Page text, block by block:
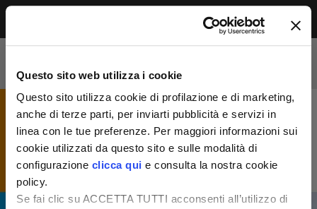
Questo sito web utilizza i cookie
Questo sito utilizza cookie di profilazione e di marketing,
anche di terze parti, per inviarti pubblicità e servizi in
linea con le tue preferenze. Per maggiori informazioni sui
cookie utilizzati da questo sito e sulle modalità di
configurazione clicca qui e consulta la nostra cookie
policy.
Se fai clic su ACCETTA TUTTI acconsenti all’utilizzo di
Accesso riservato agli abbonati
Per leggere questo contenuto, devi essere
abbonato alla rivista. Se sei già abbonato,
accedi subito per continuare la lettura.
Se non sei ancora dei nostri, abbonati ora e
accedi ai tuoi contenuti!